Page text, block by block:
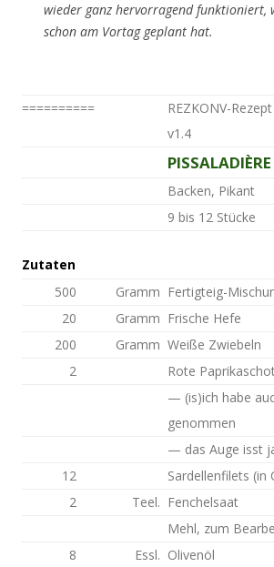
wieder ganz hervorragend funktioniert,
schon am Vortag geplant hat.
==========
REZKONV-
v1.4
PISSALADIÈRE
Backen, Pikant
9 bis 12 Stücke
Zutaten
500
Gramm Fertigteig-
20
Gramm Frische Hefe
200
Gramm Weiße Zwiebeln
2
Rote
— (is)ich habe
genommen
— das Auge isst
12
Sardellenfilets (in
2
Teel. Fenchelsaat
Mehl, zum
8
Essl. Olivenöl